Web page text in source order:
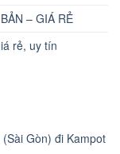
– GIÁ RẺ
rẻ, uy tín
Gòn) đi Kampot